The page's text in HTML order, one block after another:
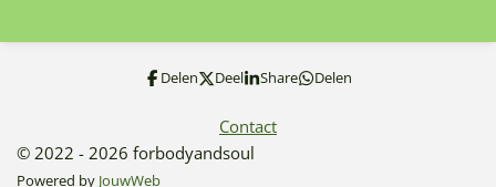
Delen Deel Share Delen
Contact
© 2022 - 2026 forbodyandsoul
Powered by JouwWeb